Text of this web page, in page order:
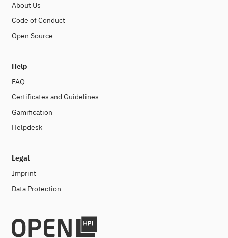
About Us
Code of Conduct
Open Source
Help
FAQ
Certificates and Guidelines
Gamification
Helpdesk
Legal
Imprint
Data Protection